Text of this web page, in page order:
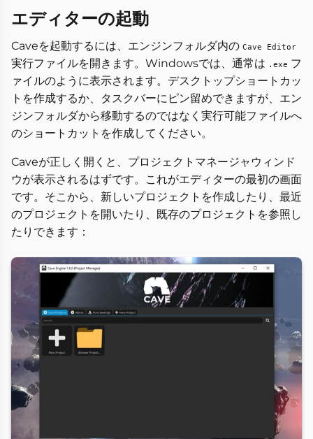
エディターの起動
Caveを起動するには、エンジンフォルダ内の Cave Editor
実行ファイルを開きます。Windowsでは、通常は .exe フ
ァイルのように表示されます。デスクトップショートカッ
トを作成するか、タスクバーにピン留めできますが、エン
ジンフォルダから移動するのではなく実行可能ファイルへ
のショートカットを作成してください。
Caveが正しく開くと、プロジェクトマネージャウィンド
ウが表示されるはずです。これがエディターの最初の画面
です。そこから、新しいプロジェクトを作成したり、最近
のプロジェクトを開いたり、既存のプロジェクトを参照し
たりできます：